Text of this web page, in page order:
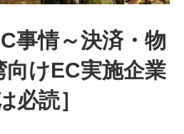
事例
動画
プロデューサー
事情～決済・物
向けEC実施企業
必読］